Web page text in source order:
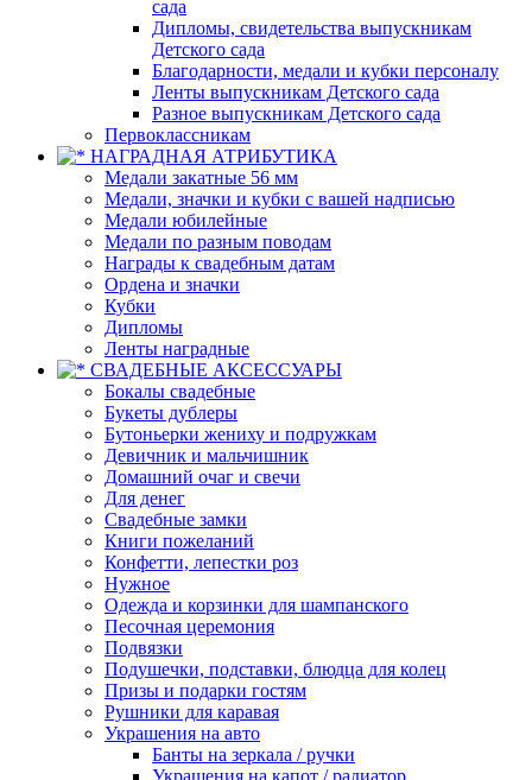
сада
Дипломы, свидетельства выпускникам
Детского сада
Благодарности, медали и кубки персоналу
Ленты выпускникам Детского сада
Разное выпускникам Детского сада
Первоклассникам
НАГРАДНАЯ АТРИБУТИКА
Медали закатные 56 мм
Медали, значки и кубки с вашей надписью
Медали юбилейные
Медали по разным поводам
Награды к свадебным датам
Ордена и значки
Кубки
Дипломы
Ленты наградные
СВАДЕБНЫЕ АКСЕССУАРЫ
Бокалы свадебные
Букеты дублеры
Бутоньерки жениху и подружкам
Девичник и мальчишник
Домашний очаг и свечи
Для денег
Свадебные замки
Книги пожеланий
Конфетти, лепестки роз
Нужное
Одежда и корзинки для шампанского
Песочная церемония
Подвязки
Подушечки, подставки, блюдца для колец
Призы и подарки гостям
Рушники для каравая
Украшения на авто
Банты на зеркала / ручки
Украшения на капот / радиатор